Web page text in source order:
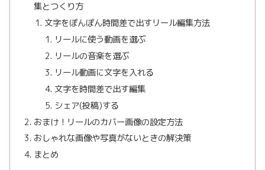
集とつくり方
文字をぽんぽん時間差で出すリール編集方法
リールに使う動画を選ぶ
リールの音楽を選ぶ
リール動画に文字を入れる
文字を時間差で出す編集
シェア(投稿)する
おまけ！リールのカバー画像の設定方法
おしゃれな画像や写真がないときの解決策
まとめ